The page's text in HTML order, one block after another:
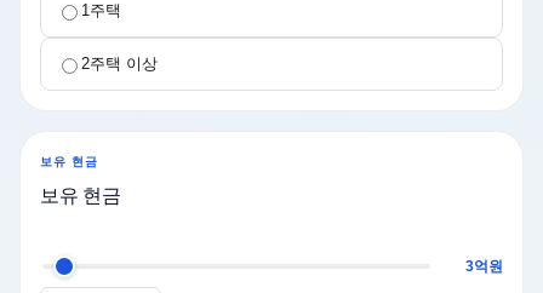
1주택
2주택 이상
보유 현금
보유 현금
3억원